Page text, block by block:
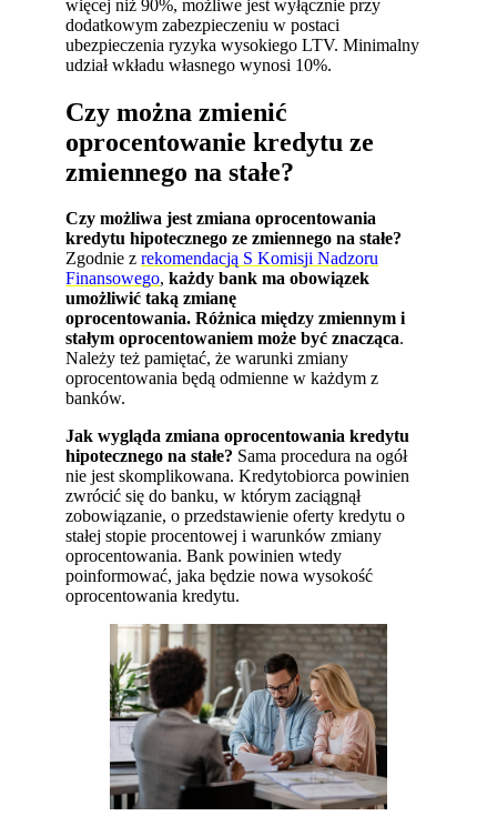
więcej niż 90%, możliwe jest wyłącznie przy
dodatkowym zabezpieczeniu w postaci
ubezpieczenia ryzyka wysokiego LTV. Minimalny
udział wkładu własnego wynosi 10%.
Czy można zmienić
oprocentowanie kredytu ze
zmiennego na stałe?
Czy możliwa jest zmiana oprocentowania
kredytu hipotecznego ze zmiennego na stałe?
Zgodnie zrekomendacją S Komisji Nadzoru
Finansowego,każdy bank ma obowiązek
umożliwić taką zmianę
oprocentowania. Różnica między zmiennym i
stałym oprocentowaniem może być znacząca.
Należy też pamiętać, że warunki zmiany
oprocentowania będą odmienne w każdym z
banków.
Jak wygląda zmiana oprocentowania kredytu
hipotecznego na stałe? Sama procedura na ogół
nie jest skomplikowana. Kredytobiorca powinien
zwrócić się do banku, w którym zaciągnął
zobowiązanie, o przedstawienie oferty kredytu o
stałej stopie procentowej i warunków zmiany
oprocentowania. Bank powinien wtedy
poinformować, jaka będzie nowa wysokość
oprocentowania kredytu.